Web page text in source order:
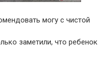
могу с чистой
заметили, что ребенок